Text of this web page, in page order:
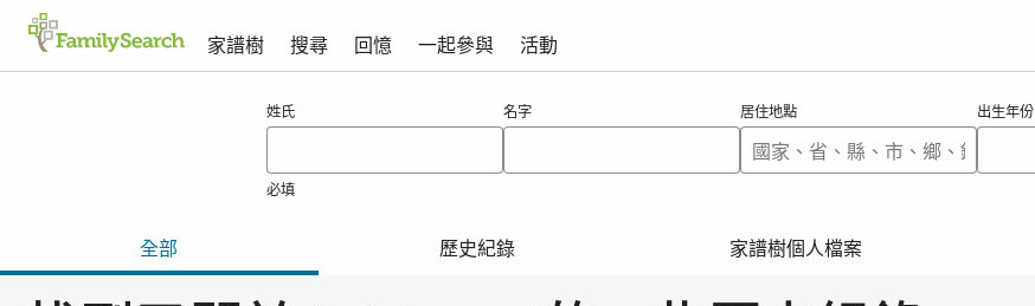
家譜樹 搜尋 回憶 一起參與 活動
姓氏
必填
名字 居住地點 出生年份
全部 歷史紀錄 家譜樹個人檔案